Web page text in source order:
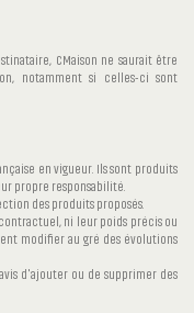
CMaison ne saurait être
notamment si celles-ci sont
en vigueur. Ils sont produits
propre responsabilité.
des produits proposés.
ni leur poids précis ou
modifier au gré des évolutions
d'ajouter ou de supprimer des